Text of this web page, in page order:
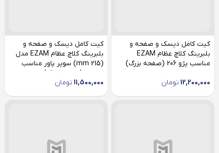
کیت کامل دیسک و صفحه و
بلبرینگ کلاچ عظام EZAM
مناسب پژو 206 (صفحه بزرگ)
12,200,000 تومان
کیت کامل دیسک و صفحه و
بلبرینگ کلاچ عظام EZAM مدل
(215 mm) سوپر پاور مناسب
کوییک (صفحه بزرگ)
11,500,000 تومان